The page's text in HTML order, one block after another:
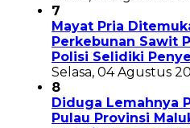
7
Mayat Pria
Perkebunan Sawit
Polisi Selidiki
Selasa, 04 Agustus
8
Diduga Lemahnya
Pulau Provinsi